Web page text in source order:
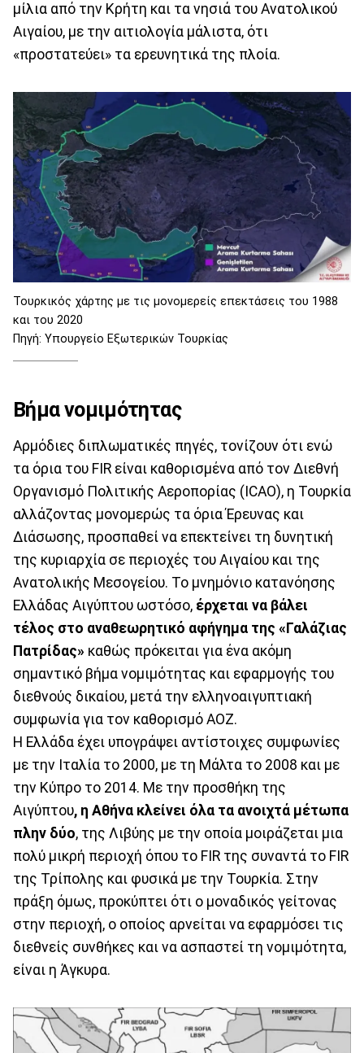
μίλια από την Κρήτη και τα νησιά του Ανατολικού
Αιγαίου, με την αιτιολογία μάλιστα, ότι
«προστατεύει» τα ερευνητικά της πλοία.
Τουρκικός χάρτης με τις μονομερείς επεκτάσεις του 1988
και του 2020
Πηγή: Υπουργείο Εξωτερικών Τουρκίας
Βήμα νομιμότητας
Αρμόδιες διπλωματικές πηγές, τονίζουν ότι ενώ
τα όρια του FIR είναι καθορισμένα από τον Διεθνή
Οργανισμό Πολιτικής Αεροπορίας (ICAO), η Τουρκία
αλλάζοντας μονομερώς τα όρια Έρευνας και
Διάσωσης, προσπαθεί να επεκτείνει τη δυνητική
της κυριαρχία σε περιοχές του Αιγαίου και της
Ανατολικής Μεσογείου. Το μνημόνιο κατανόησης
Ελλάδας Αιγύπτου ωστόσο, έρχεται να βάλει
τέλος στο αναθεωρητικό αφήγημα της «Γαλάζιας
Πατρίδας» καθώς πρόκειται για ένα ακόμη
σημαντικό βήμα νομιμότητας και εφαρμογής του
διεθνούς δικαίου, μετά την ελληνοαιγυπτιακή
συμφωνία για τον καθορισμό ΑΟΖ.
Η Ελλάδα έχει υπογράψει αντίστοιχες συμφωνίες
με την Ιταλία το 2000, με τη Μάλτα το 2008 και με
την Κύπρο το 2014. Με την προσθήκη της
Αιγύπτου, η Αθήνα κλείνει όλα τα ανοιχτά μέτωπα
πλην δύο, της Λιβύης με την οποία μοιράζεται μια
πολύ μικρή περιοχή όπου το FIR της συναντά το FIR
της Τρίπολης και φυσικά με την Τουρκία. Στην
πράξη όμως, προκύπτει ότι ο μοναδικός γείτονας
στην περιοχή, ο οποίος αρνείται να εφαρμόσει τις
διεθνείς συνθήκες και να ασπαστεί τη νομιμότητα,
είναι η Άγκυρα.